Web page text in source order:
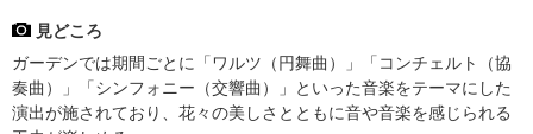
見どころ
ガーデンでは期間ごとに「ワルツ（円舞曲）」「コンチェルト（協
奏曲）」「シンフォニー（交響曲）」といった音楽をテーマにした
演出が施されており、花々の美しさとともに音や音楽を感じられる